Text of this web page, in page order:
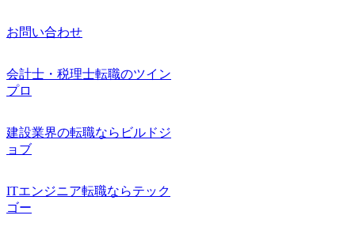
お問い合わせ
会計士・税理士転職のツイン
プロ
建設業界の転職ならビルドジ
ョブ
ITエンジニア転職ならテック
ゴー